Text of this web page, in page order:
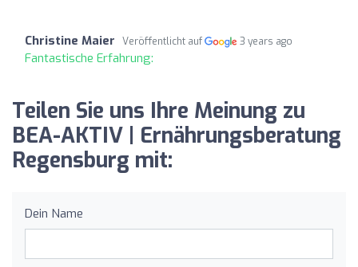
Christine Maier Veröffentlicht auf 3 years ago
Fantastische Erfahrung:
Teilen Sie uns Ihre Meinung zu
BEA-AKTIV | Ernährungsberatung
Regensburg mit:
Dein Name